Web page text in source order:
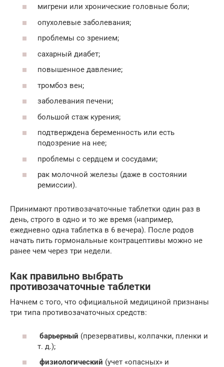
мигрени или хронические головные боли;
опухолевые заболевания;
проблемы со зрением;
сахарный диабет;
повышенное давление;
тромбоз вен;
заболевания печени;
большой стаж курения;
подтверждена беременность или есть
подозрение на нее;
проблемы с сердцем и сосудами;
рак молочной железы (даже в состоянии
ремиссии).
Принимают противозачаточные таблетки один раз в
день, строго в одно и то же время (например,
ежедневно одна таблетка в 6 вечера). После родов
начать пить гормональные контрацептивы можно не
ранее чем через три недели.
Как правильно выбрать
противозачаточные таблетки
Начнем с того, что официальной медициной признаны
три типа противозачаточных средств:
барьерный (презервативы, колпачки, пленки и
т. д.);
физиологический (учет «опасных» и